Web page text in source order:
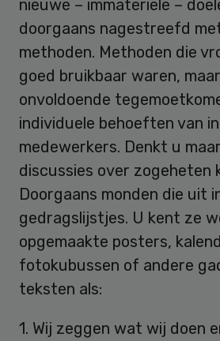
nieuwe – immateriële –
doorgaans nagestreefd
methoden. Methoden die
goed bruikbaar waren,
onvoldoende
individuele behoeften van
medewerkers. Denkt u
discussies over zogeheten
Doorgaans monden die uit
gedragslijstjes. U kent ze
opgemaakte posters,
fotokubussen of andere
teksten als:
1. Wij zeggen wat wij doen